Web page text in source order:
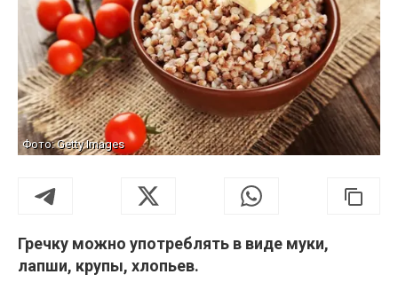
Фото: Getty Images
Гречку можно употреблять в виде муки,
лапши, крупы, хлопьев.